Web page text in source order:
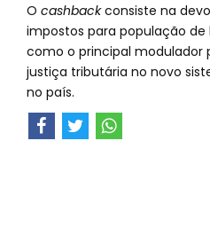
O cashbackconsiste na
impostos para população de
como o principal modulador
justiça tributária no novo
no país.